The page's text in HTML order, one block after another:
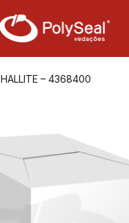
HALLITE – 4368400